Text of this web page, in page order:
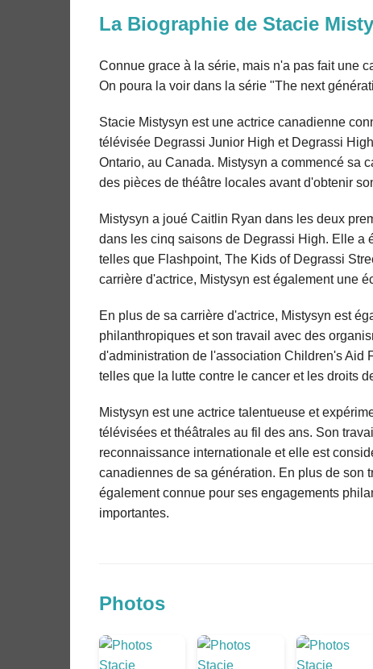
La Biographie de Stacie
Connue grace à la série, mais n'a pas fait une
On poura la voir dans la série "The next
Stacie Mistysyn est une actrice canadienne
télévisée Degrassi Junior High et Degrassi
Ontario, au Canada. Mistysyn a commencé sa
des pièces de théâtre locales avant d'obtenir
Mistysyn a joué Caitlin Ryan dans les deux
dans les cinq saisons de Degrassi High. Elle a
telles que Flashpoint, The Kids of Degrassi
carrière d'actrice, Mistysyn est également une
En plus de sa carrière d'actrice, Mistysyn est
philanthropiques et son travail avec des
d'administration de l'association Children's Aid
telles que la lutte contre le cancer et les droits
Mistysyn est une actrice talentueuse et
télévisées et théâtrales au fil des ans. Son
reconnaissance internationale et elle est
canadiennes de sa génération. En plus de son
également connue pour ses engagements
importantes.
Photos